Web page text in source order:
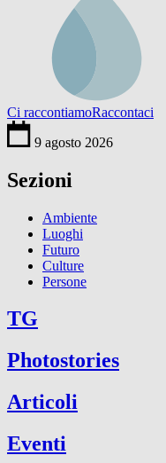
Ci raccontiamoRaccontaci
9 agosto 2026
Sezioni
Ambiente
Luoghi
Futuro
Culture
Persone
TG
Photostories
Articoli
Eventi